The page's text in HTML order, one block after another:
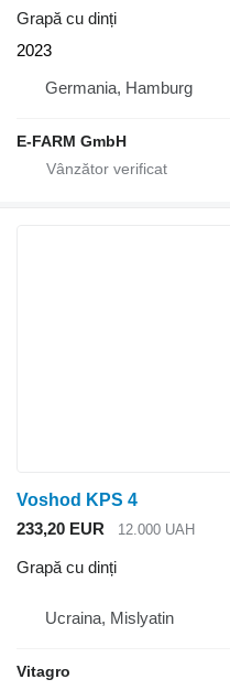
Grapă cu dinți
2023
Germania, Hamburg
E-FARM GmbH
Voshod KPS 4
233,20 EUR
12.000 UAH
Grapă cu dinți
Ucraina, Mislyatin
Vitagro